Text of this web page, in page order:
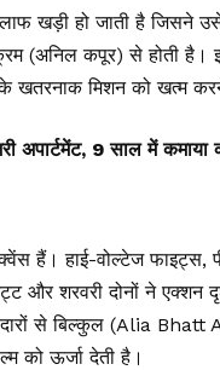
खड़ी हो जाती है जिसने
(अनिल कपूर) से होती
खतरनाक मिशन को खत्म
अपार्टमेंट, 9 साल में कमाया
हैं। हाई-वोल्टेज
और शरवरी दोनों ने एक्शन
से बिल्कुल (Alia
को ऊर्जा देती है।